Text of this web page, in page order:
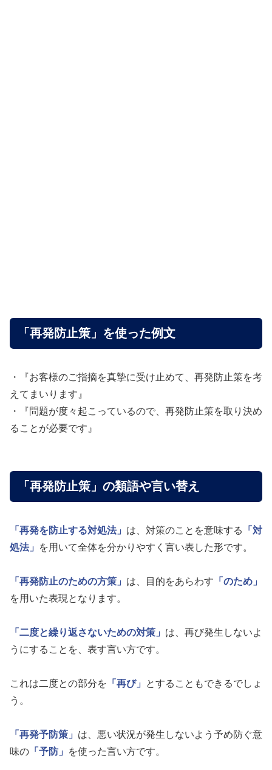
「再発防止策」を使った例文
・『お客様のご指摘を真摯に受け止めて、再発防止策を考
えてまいります』
・『問題が度々起こっているので、再発防止策を取り決め
ることが必要です』
「再発防止策」の類語や言い替え
「再発を防止する対処法」 は、対策のことを意味する
「対
処法」
を用いて全体を分かりやすく言い表した形です。
「再発防止のための方策」 は、目的をあらわす 「のため」
を用いた表現となります。
「二度と繰り返さないための対策」 は、再び発生しないよ
うにすることを、表す言い方です。
これは二度との部分を 「再び」
とすることもできるでしょ
う。
「再発予防策」 は、悪い状況が発生しないよう予め防ぐ意
味の 「予防」 を使った言い方です。